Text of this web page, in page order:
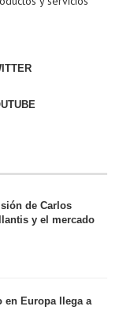
de Carlos
y el mercado
en Europa llega a